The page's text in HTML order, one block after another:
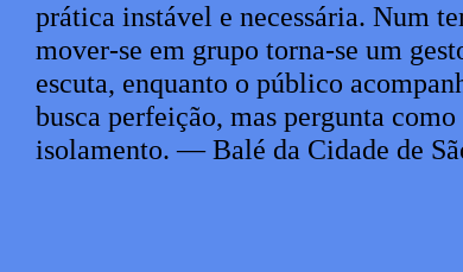
prática instável e necessária. Num
mover-se em grupo torna-se um
escuta, enquanto o público
busca perfeição, mas pergunta
isolamento. — Balé da Cidade de